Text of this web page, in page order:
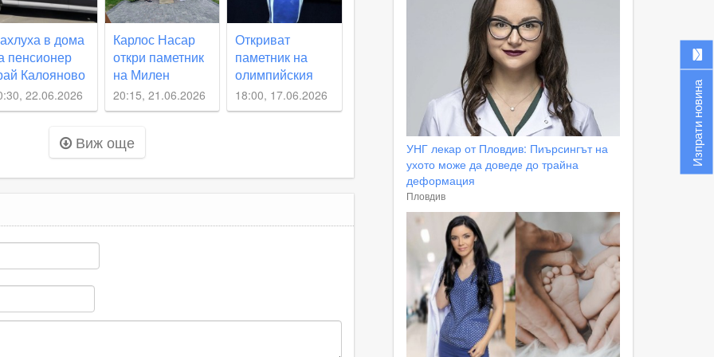
в дома
пенсионер
Калояново
пребиха до
22.06.2026
Карлос Насар
откри паметник
на Милен
Добрев в
Житница
20:15, 21.06.2026
Откриват
паметник на
олимпийския
шампион Милен
Добрев в
гост
18:00, 17.06.2026
Виж още
УНГ лекар от Пловдив: Пиърсингът на
ухото може да доведе до трайна
деформация
Пловдив
Изпрати новина